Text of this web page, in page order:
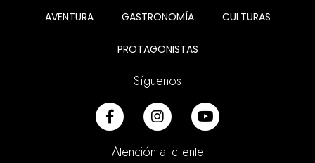
AVENTURA GASTRONOMÍA CULTURAS
PROTAGONISTAS
Síguenos
Atención al cliente